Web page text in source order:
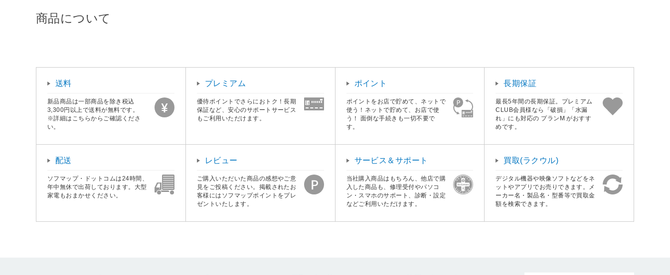
商品について
送料
新品商品は一部商品を除き税込
3,300円以上で送料が無料です。
※詳細はこちらからご確認くださ
い。
プレミアム
優待ポイントでさらにおトク！長期
保証など、安心のサポートサービス
もご利用いただけます。
ポイント
ポイントをお店で貯めて、ネットで
使う！ネットで貯めて、お店で使
う！ 面倒な手続きも一切不要で
す。
長期保証
最長5年間の長期保証。プレミアム
CLUB会員様なら「破損」「水漏
れ」にも対応の プランM がおすす
めです。
配送
ソフマップ・ドットコムは24時間、
年中無休で出荷しております。大型
家電もおまかせください。
レビュー
ご購入いただいた商品の感想やご意
見をご投稿ください。掲載されたお
客様にはソフマップポイントをプレ
ゼントいたします。
サービス＆サポート
当社購入商品はもちろん、他店で購
入した商品も、修理受付やパソコ
ン・スマホのサポート、診断・設定
などご利用いただけます。
買取(ラクウル)
デジタル機器や映像ソフトなどをネ
ットやアプリでお売りできます。メ
ーカー名・製品名・型番等で買取金
額を検索できます。